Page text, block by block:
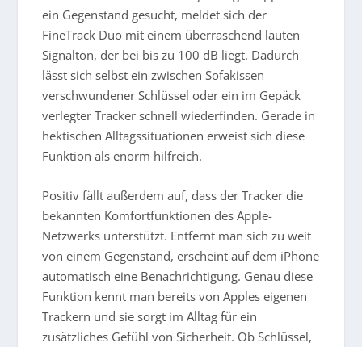
ein Gegenstand gesucht, meldet sich der
FineTrack Duo mit einem überraschend lauten
Signalton, der bei bis zu 100 dB liegt. Dadurch
lässt sich selbst ein zwischen Sofakissen
verschwundener Schlüssel oder ein im Gepäck
verlegter Tracker schnell wiederfinden. Gerade in
hektischen Alltagssituationen erweist sich diese
Funktion als enorm hilfreich.
Positiv fällt außerdem auf, dass der Tracker die
bekannten Komfortfunktionen des Apple-
Netzwerks unterstützt. Entfernt man sich zu weit
von einem Gegenstand, erscheint auf dem iPhone
automatisch eine Benachrichtigung. Genau diese
Funktion kennt man bereits von Apples eigenen
Trackern und sie sorgt im Alltag für ein
zusätzliches Gefühl von Sicherheit. Ob Schlüssel,